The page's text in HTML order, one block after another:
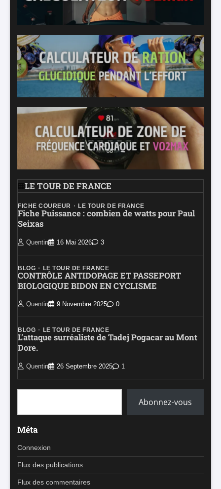
LE TOUR DE FRANCE
FICHE COUREUR LE TOUR DE FRANCE
Fiche Puissance : combien de watts pour Paul
Seixas
Quentin 16 Mai 2026 3
BLOG LE TOUR DE FRANCE
CONTRÔLE ANTIDOPAGE ET PASSEPORT
BIOLOGIQUE BIDON EN CYCLISME
Quentin 9 Novembre 2025 0
BLOG LE TOUR DE FRANCE
L’attaque surréaliste de Tadej Pogacar au Mont
Dore.
Quentin 26 Septembre 2025 1
Saisissez votre adresse e-mail…
Abonnez-vous
Méta
Connexion
Flux des publications
Flux des commentaires